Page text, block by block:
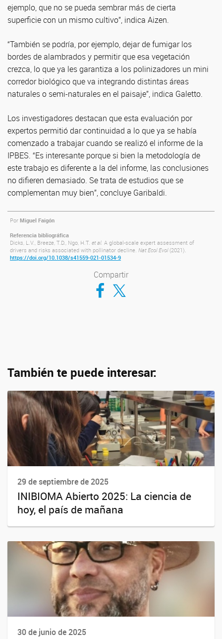
ejemplo, que no se pueda sembrar más de cierta
superficie con un mismo cultivo”, indica Aizen.
“También se podría, por ejemplo, dejar de fumigar los
bordes de alambrados y permitir que esa vegetación
crezca, lo que ya les garantiza a los polinizadores un mini
corredor biológico que va integrando distintas áreas
naturales o semi-naturales en el paisaje”, indica Galetto.
Los investigadores destacan que esta evaluación por
expertos permitió dar continuidad a lo que ya se había
comenzado a trabajar cuando se realizó el informe de la
IPBES. “Es interesante porque si bien la metodología de
este trabajo es diferente a la del informe, las conclusiones
no difieren demasiado. Se trata de estudios que se
complementan muy bien”, concluye Garibaldi.
Por Miguel Faigón
Referencia bibliográfica
Dicks, L.V., Breeze, T.D., Ngo, H.T. et al. A global-scale expert assessment of
drivers and risks associated with pollinator decline. Nat Ecol Evol(2021).
https://doi.org/10.1038/s41559-021-01534-9
Compartir
Compartir en Facebook
Compartir en Twitter
También te puede interesar:
29 de septiembre de 2025
INIBIOMA Abierto 2025: La ciencia de
hoy, el país de mañana
30 de junio de 2025